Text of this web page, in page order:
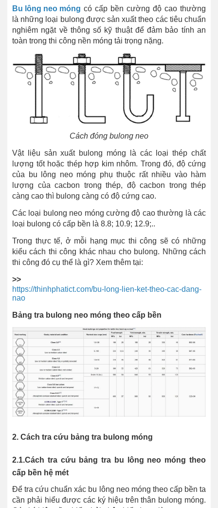
Bu lông neo móng có cấp bền cường độ cao thường
là những loại bulong được sản xuất theo các tiêu chuẩn
nghiêm ngặt về thông số kỹ thuật để đảm bảo tính an
toàn trong thi công nền móng tải trọng nặng.
Cách đóng bulong neo
Vật liệu sản xuất bulong móng là các loại thép chất
lượng tốt hoặc thép hợp kim nhôm. Trong đó, độ cứng
của bu lông neo móng phụ thuộc rất nhiều vào hàm
lượng của cacbon trong thép, độ cacbon trong thép
càng cao thì bulong càng có độ cứng cao.
Các loại bulong neo móng cường độ cao thường là các
loại bulong có cấp bền là 8.8; 10.9; 12.9;..
Trong thực tế, ở mỗi hạng mục thi công sẽ có những
kiểu cách thi công khác nhau cho bulong. Những cách
thi công đó cụ thể là gì? Xem thêm tại:
>>
https://thinhphatict.com/bu-long-lien-ket-theo-cac-dang-
nao
Bảng tra bulong neo móng theo cấp bền
2. Cách tra cứu bảng tra bulong móng
2.1.Cách tra cứu bảng tra bu lông neo móng theo
cấp bền hệ mét
Để tra cứu chuẩn xác bu lông neo móng theo cấp bền ta
cần phải hiểu được các ký hiệu trên thân bulong móng.